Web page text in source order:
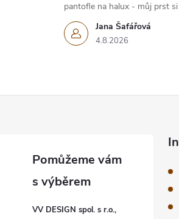
Jana Šafářová
4.8.2026
pantofle na halux - můj prst si
VV DESIGN spol. s r.o.,